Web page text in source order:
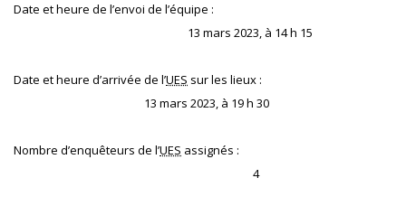
Date et heure de l’envoi de l’équipe :
13 mars 2023, à 14 h 15
Date et heure d’arrivée de l’UES sur les lieux :
13 mars 2023, à 19 h 30
Nombre d’enquêteurs de l’UES assignés :
4